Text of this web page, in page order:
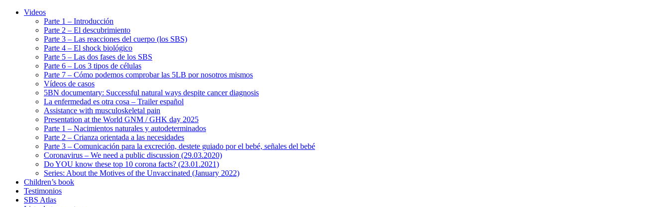
Videos
Parte 1 – Introducción
Parte 2 – El descubrimiento
Parte 3 – Las reacciones del cuerpo (los SBS)
Parte 4 – El shock biológico
Parte 5 – Las dos fases de los SBS
Parte 6 – Los 3 tipos de células
Parte 7 – Cómo podemos comprobar las 5LB por nosotros mismos
Vídeos de casos
5BN documentary: Successful natural ways despite cancer diagnosis
La enfermedad es otra cosa – Trailer español
Assistance with musculoskeletal pain
Presentation at the World GNM / GHK day 2025
Parte 1 – Nacimientos naturales y autodeterminados
Parte 2 – Crianza orientada a las necesidades
Parte 3 – Comunicación para la excreción, destete guiado por el bebé, señales del bebé
Coronavirus – We need a public discussion (29.03.2020)
Do YOU know these top 10 corona facts? (23.01.2021)
Series: About the Motives of the Unvaccinated (January 2022)
Children’s book
Testimonios
SBS Atlas